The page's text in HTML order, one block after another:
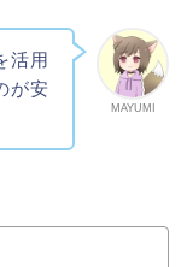
MAYUMI
活用
が安